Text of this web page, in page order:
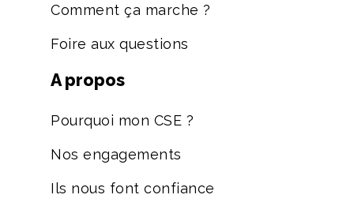
Comment ça marche ?
Foire aux questions
A propos
Pourquoi mon CSE ?
Nos engagements
Ils nous font confiance